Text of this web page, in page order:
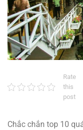
Rate
this
post
Chắc chắn top 10